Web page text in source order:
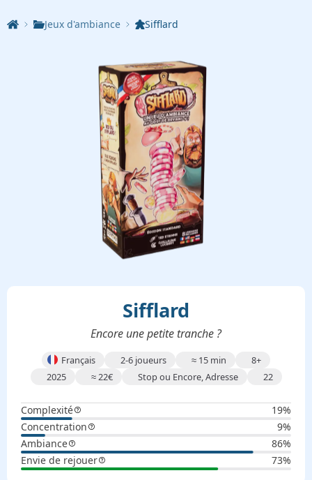
Jeux d'ambiance Sifflard
Sifflard
Encore une petite tranche ?
Français 2-6 joueurs ≈ 15 min
8+
2025
≈ 22€ Stop ou Encore, Adresse 22
Complexité
19%
Concentration
9%
Ambiance
86%
Envie de rejouer
73%